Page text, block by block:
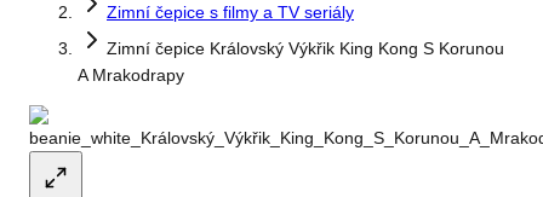
Zimní čepice s filmy a TV seriály
Zimní čepice Královský Výkřik King Kong S Korunou
A Mrakodrapy